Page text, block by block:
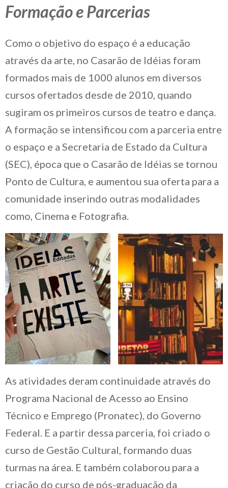
Formação e Parcerias
Como o objetivo do espaço é a educação
através da arte, no Casarão de Idéias foram
formados mais de 1000 alunos em diversos
cursos ofertados desde de 2010, quando
sugiram os primeiros cursos de teatro e dança.
A formação se intensificou com a parceria entre
o espaço e a Secretaria de Estado da Cultura
(SEC), época que o Casarão de Idéias se tornou
Ponto de Cultura, e aumentou sua oferta para a
comunidade inserindo outras modalidades
como, Cinema e Fotografia.
As atividades deram continuidade através do
Programa Nacional de Acesso ao Ensino
Técnico e Emprego (Pronatec), do Governo
Federal. E a partir dessa parceria, foi criado o
curso de Gestão Cultural, formando duas
turmas na área. E também colaborou para a
criação do curso de pós-graduação da